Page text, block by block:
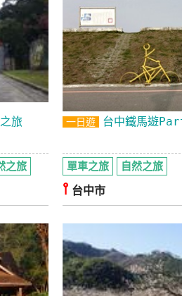
旅
之旅
一日遊 台中鐵馬遊
單車之旅 自然之旅
⫯ 台中市